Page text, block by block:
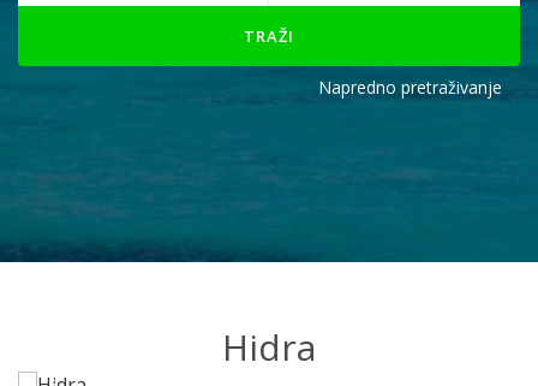
TRAŽI
Napredno pretraživanje
Hidra